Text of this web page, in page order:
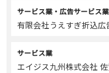
サービス業・広告サービス業
有限会社うえすぎ折込広
サービス業
エイジス九州株式会社